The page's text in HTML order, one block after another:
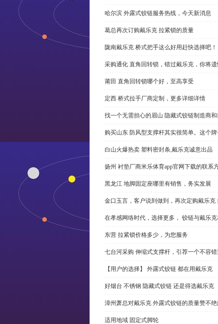
哈尔滨 外露式铰链服务热线，今天新消息
葛总再次订购戴乐克 拉紧锁的质量
陇南戴乐克 桥式把手这么好用赶快选择吧！
采购通化 直角回转锁，错过戴乐克，你将
莆田 直角回转锁哪个好，至高享受
定西 桥式拉手厂商定制，更多详细详情
找一个无需担心的眉山 隐藏式铰链制造商
购买山东 防风型支撑杆其实很简单。这个
白山火爆热卖 塑料密封条,戴乐克诚意出品
扬州 衬垫厂商米乐体育app官网下载的联系
黑龙江 地脚固定座哪里有销售，务实发展
金口玉言，客户说到做到，再次定购戴乐克
在孝感网络时代，选择更多， 铰链与戴乐
东营 拉紧锁价格多少，为您服务
七台河采购 伸缩式支撑杆，引荐一个不容
【用户的选择】 外露式铰链 都在用戴乐克
好烟台 不锈钢 隐藏式铰链 还是得选戴乐克
漳州萧总对戴乐克 外露式铰链的质量赞不
适用地域 固定式脚轮